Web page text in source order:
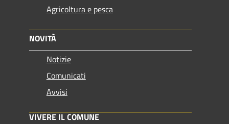
Agricoltura e pesca
NOVITÀ
Notizie
Comunicati
Avvisi
VIVERE IL COMUNE